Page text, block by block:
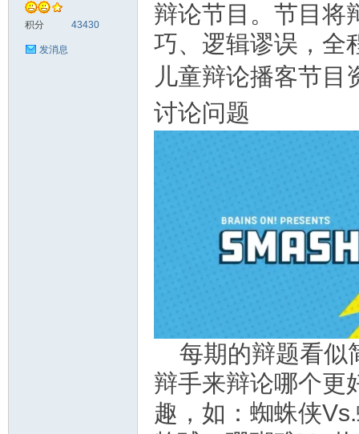
积分 43430
发消息
辩论节目。节目将
巧、逻辑谬误，全
儿童辩论播客节目
讨论问题
每期的辩题看似
辩手来辩论哪个更
趣，如：蜘蛛侠